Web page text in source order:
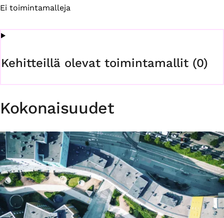
Ei toimintamalleja
Kehitteillä olevat toimintamallit (0)
Kokonaisuudet